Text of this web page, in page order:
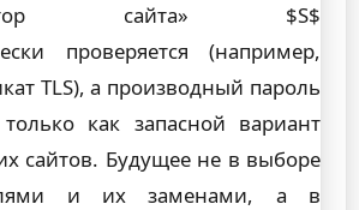
сайта» $S$
проверяется (например,
TLS), а производный пароль
только как запасной вариант
сайтов. Будущее не в выборе
и их заменами, а в